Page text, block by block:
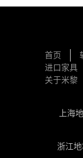
首页
进口家具
关于米黎
上海
浙江